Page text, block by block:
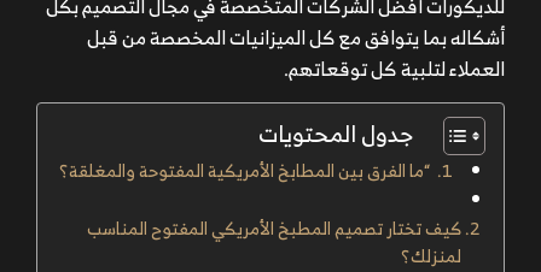
أشكاله بما يتوافق مع كل الميزانيات المخصصة من قبل
العملاء لتلبية كل توقعاتهم.
جدول المحتويات
“ما الفرق بين المطابخ الأمريكية المفتوحة والمغلقة؟
كيف تختار تصميم المطبخ الأمريكي المفتوح المناسب
لمنزلك؟